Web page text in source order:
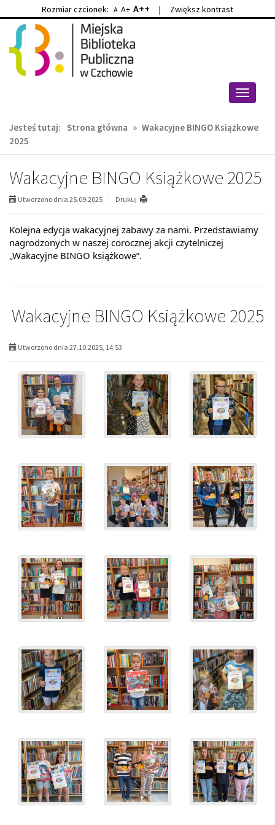
Przejdź
głównej
treści
Przejdź
wyszukiwarki
Rozmiar czcionek: A A+ A++ | Zwiększ kontrast
Przełącz
Jesteś tutaj: Strona główna » Wakacyjne BINGO Książkowe
2025
Wakacyjne BINGO Książkowe 2025
Utworzono dnia 25.09.2025 Drukuj
Kolejna edycja wakacyjnej zabawy za nami. Przedstawiamy
nagrodzonych w naszej corocznej akcji czytelniczej
„Wakacyjne BINGO książkowe”.
Wakacyjne BINGO Książkowe 2025
Utworzono dnia 27.10.2025, 14:53